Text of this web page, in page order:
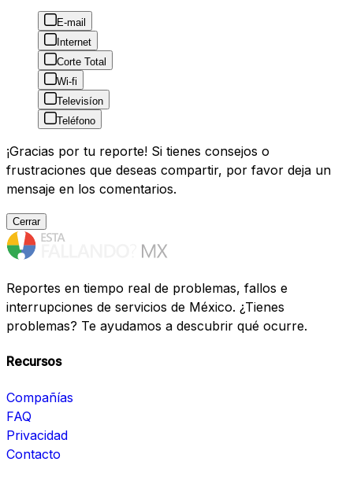
E-mail
Internet
Corte Total
Wi-fi
Televisíon
Teléfono
¡Gracias por tu reporte! Si tienes consejos o
frustraciones que deseas compartir, por favor deja un
mensaje en los comentarios.
Cerrar
Reportes en tiempo real de problemas, fallos e
interrupciones de servicios de México. ¿Tienes
problemas? Te ayudamos a descubrir qué ocurre.
Recursos
Compañías
FAQ
Privacidad
Contacto